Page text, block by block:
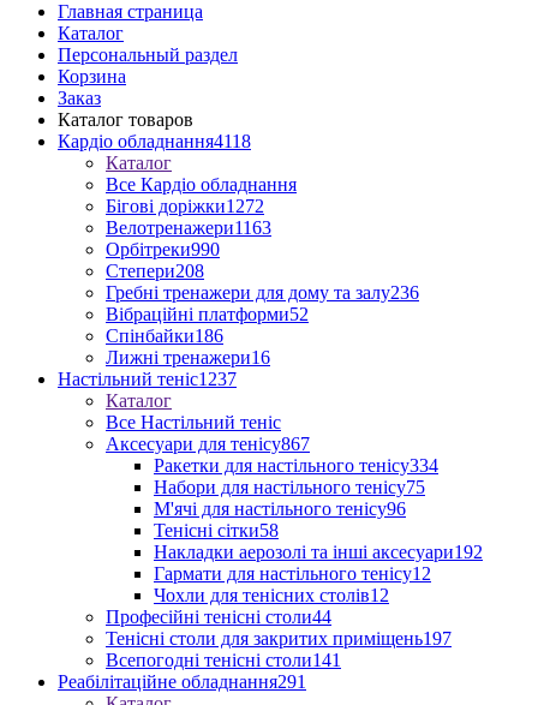
Главная страница
Каталог
Персональный раздел
Корзина
Заказ
Каталог товаров
Кардіо обладнання4118
Каталог
Все Кардіо обладнання
Бігові доріжки1272
Велотренажери1163
Орбітреки990
Степери208
Гребні тренажери для дому та залу236
Вібраційні платформи52
Спінбайки186
Лижні тренажери16
Настільний теніс1237
Каталог
Все Настільний теніс
Аксесуари для тенісу867
Ракетки для настільного тенісу334
Набори для настільного тенісу75
М'ячі для настільного тенісу96
Тенісні сітки58
Накладки аерозолі та інші аксесуари192
Гармати для настільного тенісу12
Чохли для тенісних столів12
Професійні тенісні столи44
Тенісні столи для закритих приміщень197
Всепогодні тенісні столи141
Реабілітаційне обладнання291